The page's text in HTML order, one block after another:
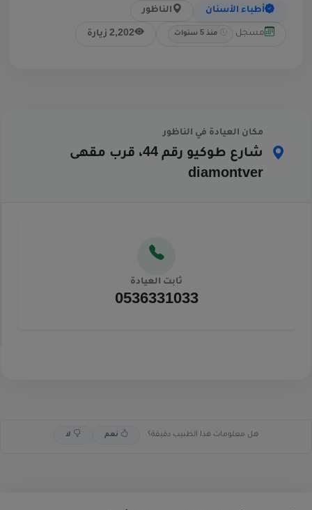
أطباء الأسنان الناظور
مسجل منذ 5 سنوات 2,202 زيارة
مكان العيادة في الناظور
شارع طوكيو رقم 44، قرب مقهى
diamontver
ثابت العيادة
0536331033
هل معلومات هذا الطبيب دقيقة؟ نعم لا